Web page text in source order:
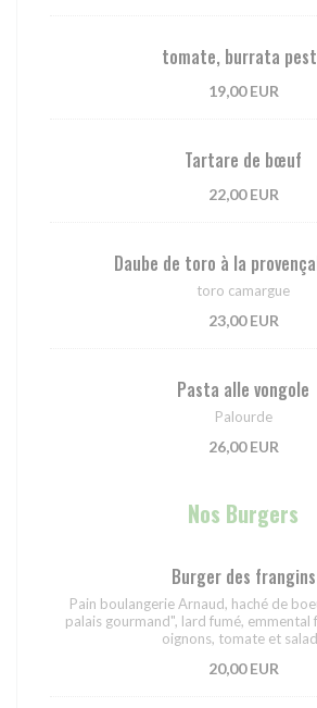
tomate, burrata
19,00 EUR
Tartare de bœuf
22,00 EUR
Daube de toro à la
toro camargue
23,00 EUR
Pasta alle vongole
Palourde
26,00 EUR
Nos Burgers
Burger des frangins
Pain boulangerie Arnaud, haché de
palais gourmand", lard fumé,
oignons, tomate et
20,00 EUR